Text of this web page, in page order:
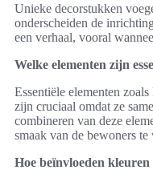
Unieke decorstukken
onderscheiden de
een verhaal, vooral
Welke elementen zijn
Essentiële elementen
zijn cruciaal omdat ze
combineren van deze
smaak van de bewoners te
Hoe beïnvloeden